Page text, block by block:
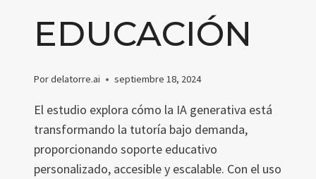
EDUCACIÓN
Pordelatorre.ai septiembre 18, 2024
El estudio explora cómo la IA generativa está
transformando la tutoría bajo demanda,
proporcionando soporte educativo
personalizado, accesible y escalable. Con el uso